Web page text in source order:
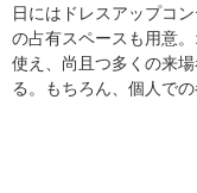
日にはドレスアップコ
の占有スペースも用意
使え、尚且つ多くの来
る。もちろん、個人での